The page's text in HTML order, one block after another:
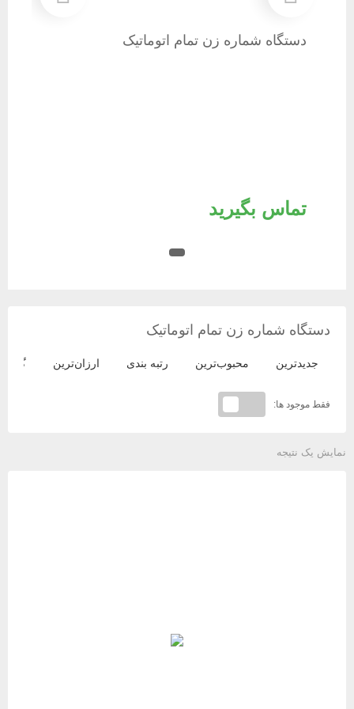
دستگاه شماره زن تمام اتوماتیک
تماس بگیرید
دستگاه شماره زن تمام اتوماتیک
جدیدترین محبوب‌ترین رتبه بندی ارزان‌ترین
فقط موجود ها:
نمایش یک نتیجه